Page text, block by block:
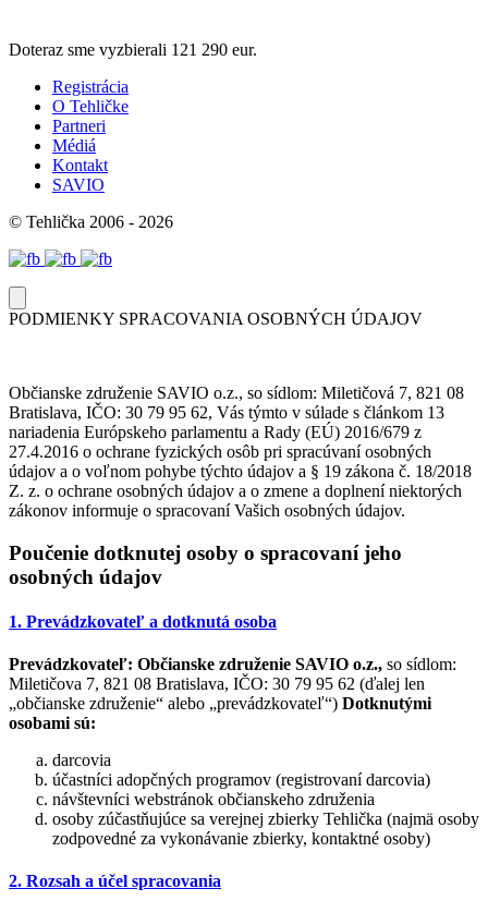
Doteraz sme vyzbierali 121 290 eur.
Registrácia
O Tehličke
Partneri
Médiá
Kontakt
SAVIO
© Tehlička 2006 - 2026
PODMIENKY SPRACOVANIA OSOBNÝCH ÚDAJOV
Občianske združenie SAVIO o.z., so sídlom: Miletičová 7, 821 08
Bratislava, IČO: 30 79 95 62, Vás týmto v súlade s článkom 13
nariadenia Európskeho parlamentu a Rady (EÚ) 2016/679 z
27.4.2016 o ochrane fyzických osôb pri spracúvaní osobných
údajov a o voľnom pohybe týchto údajov a § 19 zákona č. 18/2018
Z. z. o ochrane osobných údajov a o zmene a doplnení niektorých
zákonov informuje o spracovaní Vašich osobných údajov.
Poučenie dotknutej osoby o spracovaní jeho
osobných údajov
1. Prevádzkovateľ a dotknutá osoba
Prevádzkovateľ: Občianske združenie SAVIO o.z., so sídlom:
Miletičova 7, 821 08 Bratislava, IČO: 30 79 95 62 (ďalej len
„občianske združenie“ alebo „prevádzkovateľ“) Dotknutými
osobami sú:
darcovia
účastníci adopčných programov (registrovaní darcovia)
návštevníci webstránok občianskeho združenia
osoby zúčastňujúce sa verejnej zbierky Tehlička (najmä osoby
zodpovedné za vykonávanie zbierky, kontaktné osoby)
2. Rozsah a účel spracovania